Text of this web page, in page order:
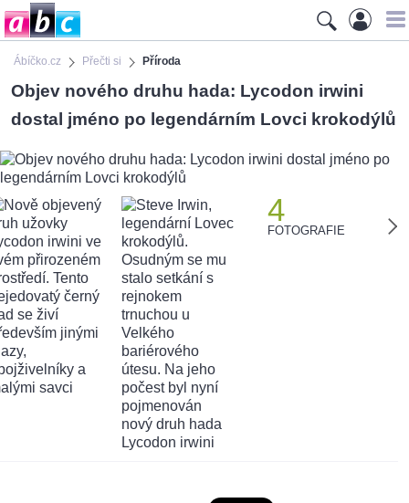
Ábíčko.cz Přečti si Příroda
Objev nového druhu hada: Lycodon irwini
dostal jméno po legendárním Lovci krokodýlů
4
FOTOGRAFIE